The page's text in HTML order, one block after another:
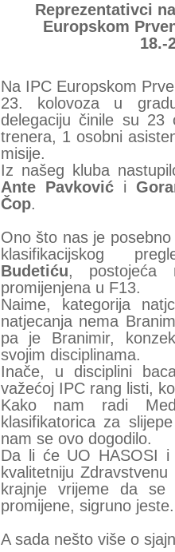
Reprezentativci
Europskom
18.-
Na IPC Europskom
23. kolovoza u
delegaciju činile su
trenera, 1 osobni
misije.
Iz našeg kluba
Ante Pavkovići
Čop.
Ono što nas je
klasifikacijskog
Budetiću, postojeća
promijenjena u F13.
Naime, kategorija
natjecanja nema
pa je Branimir,
svojim disciplinama.
Inače, u disciplini
važećoj IPC rang listi,
Kako nam radi
klasifikatorica za
nam se ovo dogodilo.
Da li će UO HASOSI
kvalitetniju
krajnje vrijeme da
promijene, sigruno
A sada nešto više o